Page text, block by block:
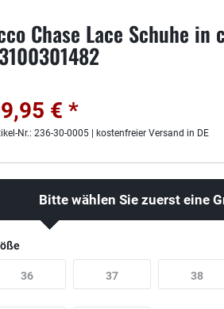
Chase Lace Schuhe in
€ *
Nr.: 236-30-0005 | kostenfreier Versand in DE
Bitte wählen Sie zuerst eine
36 37 38